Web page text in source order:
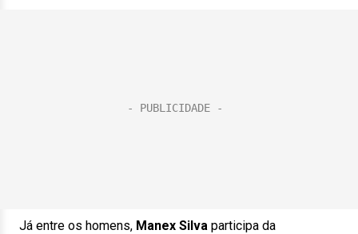
Já entre os homens, Manex Silva participa da